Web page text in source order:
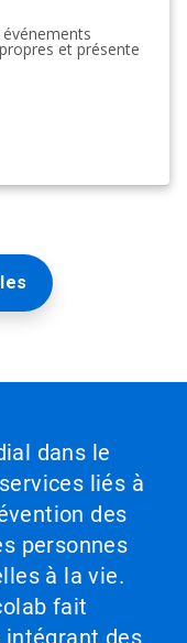
et présente
dans le
liés à
des
personnes
à la vie.
fait